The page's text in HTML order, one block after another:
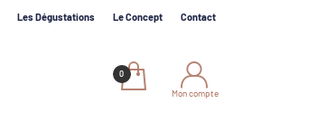
Les Dégustations Le Concept Contact
Mon compte